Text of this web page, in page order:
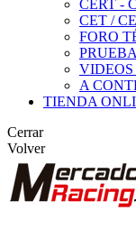
CERT -
CET /
FORO
A
TIENDA
Cerrar
Volver